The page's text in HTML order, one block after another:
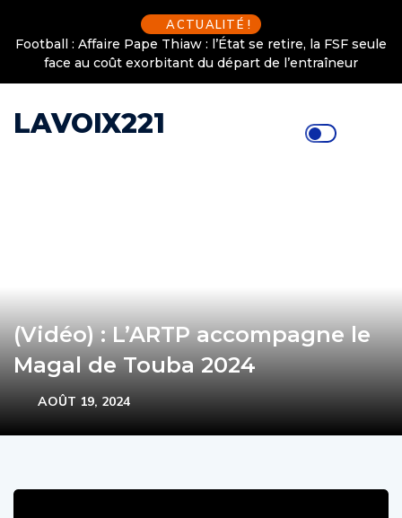
ACTUALITÉ !
Football : Affaire Pape Thiaw : l’État se retire, la FSF seule
face au coût exorbitant du départ de l’entraîneur
LAVOIX221
(Vidéo) : L’ARTP accompagne le
Magal de Touba 2024
AOÛT 19, 2024